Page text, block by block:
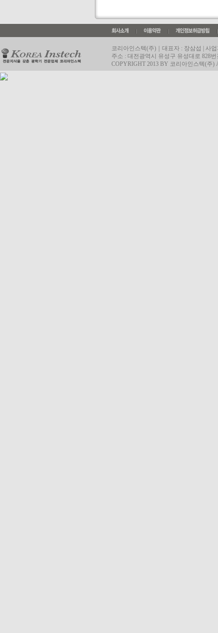
코리아인스텍(주)｜대표자 : 장삼섭 | 사업
주소 : 대전광역시 유성구 유성대로 828번
COPYRIGHT 2013 BY 코리아인스텍(주)